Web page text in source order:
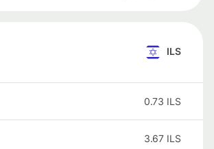
ILS
0.73 ILS
3.67 ILS